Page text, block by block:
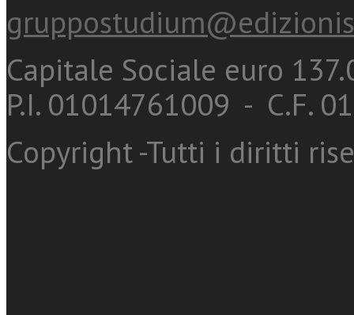
Capitale Sociale euro
P.I. 01014761009 - C.F.
Copyright -Tutti i diritti